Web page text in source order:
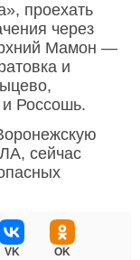
проехать
через
Мамон —
и
Россошь.
сейчас
VK OK